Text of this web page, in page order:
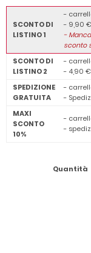
SCONTO DI
LISTINO 1
-
- 9,90
-
sconto
SCONTO DI
LISTINO 2
-
- 4,90
SPEDIZIONE
GRATUITA
-
-
MAXI
SCONTO
10%
-
-
Quantità